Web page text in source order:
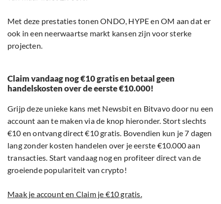
Met deze prestaties tonen ONDO, HYPE en OM aan dat er
ook in een neerwaartse markt kansen zijn voor sterke
projecten.
Claim vandaag nog €10 gratis en betaal geen
handelskosten over de eerste €10.000!
Grijp deze unieke kans met Newsbit en Bitvavo door nu een
account aan te maken via de knop hieronder. Stort slechts
€10 en ontvang direct €10 gratis. Bovendien kun je 7 dagen
lang zonder kosten handelen over je eerste €10.000 aan
transacties. Start vandaag nog en profiteer direct van de
groeiende populariteit van crypto!
Maak je account en Claim je €10 gratis.